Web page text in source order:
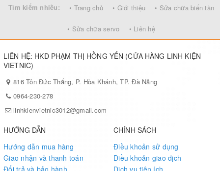
Tìm kiếm nhiều: • Trang chủ • Giới thiệu • Sửa chữa biến tần
• Sửa chữa servo • Liên hệ
LIÊN HỆ: HKD PHẠM THỊ HỒNG YẾN (CỬA HÀNG LINH KIỆN
VIETNIC)
816 Tôn Đức Thắng, P. Hòa Khánh, TP. Đà Nẵng
0964-230-278
linhkienvietnic3012@gmail.com
HƯỚNG DẪN
Hướng dẫn mua hàng
Giao nhận và thanh toán
CHÍNH SÁCH
Điều khoản sử dụng
Điều khoản giao dịch